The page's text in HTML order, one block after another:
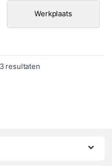
Werkplaats
resultatenGesorteerd op